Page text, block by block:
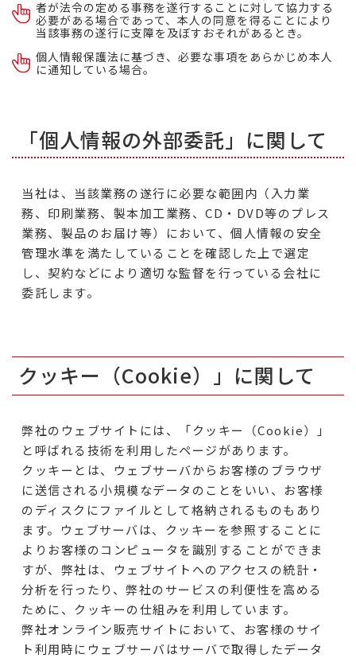
者が法令の定める事務を遂行することに対して協力する
必要がある場合であって、本人の同意を得ることにより
当該事務の遂行に支障を及ぼすおそれがあるとき。
個人情報保護法に基づき、必要な事項をあらかじめ本人
に通知している場合。
「個人情報の外部委託」に関して
当社は、当該業務の遂行に必要な範囲内（入力業
務、印刷業務、製本加工業務、CD・DVD等のプレス
業務、製品のお届け等）において、個人情報の安全
管理水準を満たしていることを確認した上で選定
し、契約などにより適切な監督を行っている会社に
委託します。
クッキー（Cookie）」に関して
弊社のウェブサイトには、「クッキー（Cookie）」
と呼ばれる技術を利用したページがあります。
クッキーとは、ウェブサーバからお客様のブラウザ
に送信される小規模なデータのことをいい、お客様
のディスクにファイルとして格納されるものもあり
ます。ウェブサーバは、クッキーを参照することに
よりお客様のコンピュータを識別することができま
すが、弊社は、ウェブサイトへのアクセスの統計・
分析を行ったり、弊社のサービスの利便性を高める
ために、クッキーの仕組みを利用しています。
弊社オンライン販売サイトにおいて、お客様のサイ
ト利用時にウェブサーバはサーバで取得したデータ